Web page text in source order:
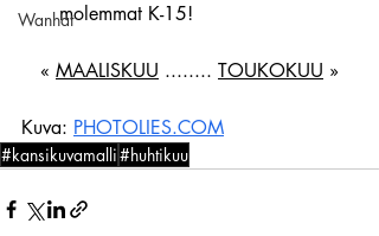
Wanhatmolemmat K-15!
« MAALISKUU ........ TOUKOKUU »
Kuva: PHOTOLIES.COM
#kansikuvamalli#huhtikuu